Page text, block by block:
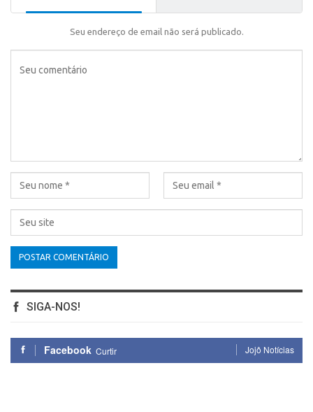
Seu endereço de email não será publicado.
SIGA-NOS!
Facebook Curtir Jojô Notícias